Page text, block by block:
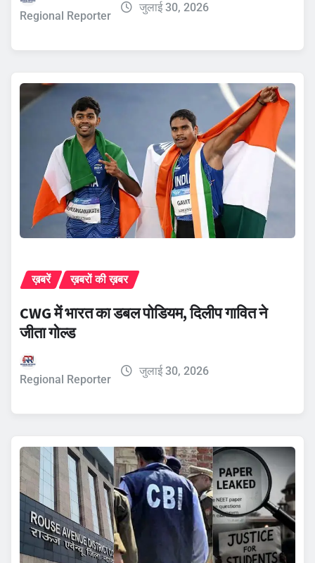
Regional Reporter
जुलाई 30, 2026
ख़बरें ख़बरों की ख़बर
CWG में भारत का डबल पोडियम, दिलीप गावित ने
जीता गोल्ड
Regional Reporter
जुलाई 30, 2026